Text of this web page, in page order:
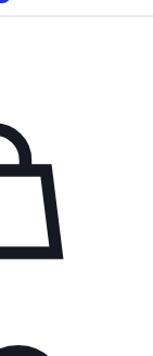
зубов и
не
Удобны в
благодаря
и
дозировке.